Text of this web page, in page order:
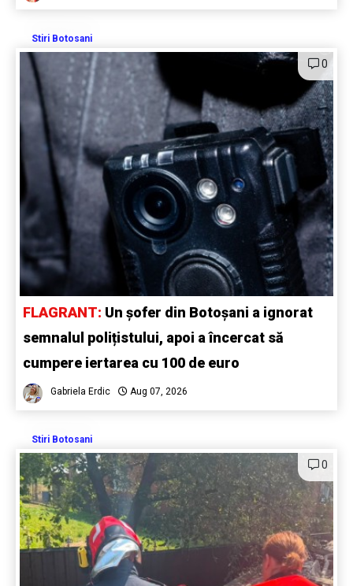
Stiri Botosani
0
FLAGRANT: Un șofer din Botoșani a ignorat
semnalul polițistului, apoi a încercat să
cumpere iertarea cu 100 de euro
Gabriela Erdic Aug 07, 2026
Stiri Botosani
0